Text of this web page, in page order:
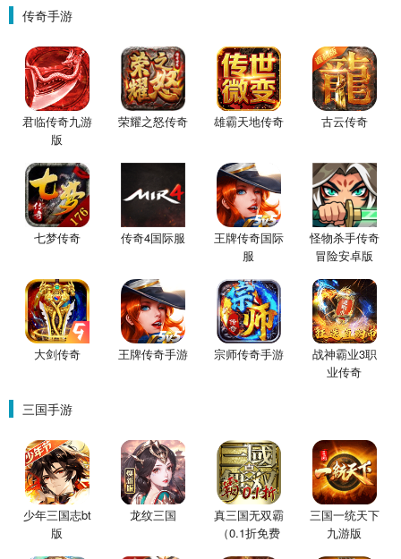
传奇手游
君临传奇九游
版
荣耀之怒传奇 雄霸天地传奇 古云传奇
七梦传奇 传奇4国际服
王牌传奇国际
服
怪物杀手传奇
冒险安卓版
大剑传奇 王牌传奇手游 宗师传奇手游
战神霸业3职
业传奇
三国手游
少年三国志bt
版
龙纹三国
真三国无双霸
（0.1折免费
三国一统天下
九游版